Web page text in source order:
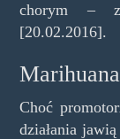
chorym –
[20.02.2016].
Choć
działania